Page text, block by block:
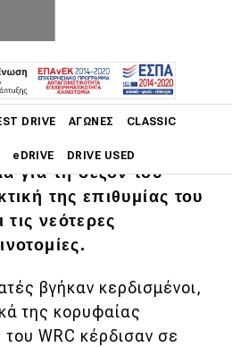
DRIVE ΑΓΏΝΕΣ CLASSIC
eDRIVE DRIVE USED
Ράλι (WRC)
στην ακμή της
στα υβριδικά
για τη σεζόν του
της επιθυμίας του
νεότερες
βγήκαν κερδισμένοι,
της κορυφαίας
του WRC κέρδισαν σε